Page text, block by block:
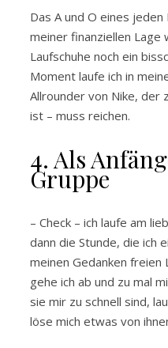
Das A und O eines
meiner finanziellen Lage
Laufschuhe noch ein
Moment laufe ich in
Allrounder von Nike,
ist – muss reichen.
4. Als
Gruppe
– Check – ich laufe am
dann die Stunde, die ich
meinen Gedanken freien
gehe ich ab und zu mal
sie mir zu schnell sind,
löse mich etwas von